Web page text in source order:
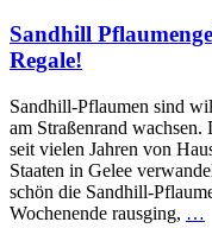
Sandhill
Regale!
Sandhill-Pflaumen sind
am Straßenrand
seit vielen Jahren von
Staaten in Gelee
schön die Sandhill-
Wochenende rausging, …